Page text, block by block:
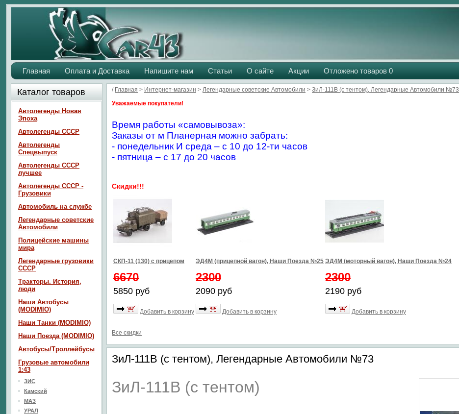
Главная Оплата и Доставка Напишите нам Статьи О сайте Акции Отложено товаров 0
/ Главная > Интернет-магазин > Легендарные советские Автомобили > ЗиЛ-111В (с тентом), Легендарные Автомобили №73
Уважаемые покупатели!
Время работы «самовывоза»:
Заказы от м Планерная можно забрать:
- понедельник И среда – с 10 до 12-ти часов
- пятница – с 17 до 20 часов
Скидки!!!
СКП-11 (130) с прицепом
6670
5850 руб
Добавить в корзину
ЭД4М (прицепной вагон), Наши Поезда №25
2300
2090 руб
Добавить в корзину
ЭД4М (моторный вагон), Наши Поезда №24
2300
2190 руб
Добавить в корзину
Все скидки
ЗиЛ-111В (с тентом), Легендарные Автомобили №73
ЗиЛ-111В (с тентом)
Каталог товаров
Автолегенды Новая
Эпоха
Автолегенды СССР
Автолегенды
Спецвыпуск
Автолегенды СССР
лучшее
Автолегенды СССР -
Грузовики
Автомобиль на службе
Легендарные советские
Автомобили
Полицейские машины
мира
Легендарные грузовики
СССР
Тракторы. История,
люди
Наши Автобусы
(MODIMIO)
Наши Танки (MODIMIO)
Наши Поезда (MODIMIO)
Автобусы/Троллейбусы
Грузовые автомобили
1:43
ЗИС
Камский
МАЗ
УРАЛ